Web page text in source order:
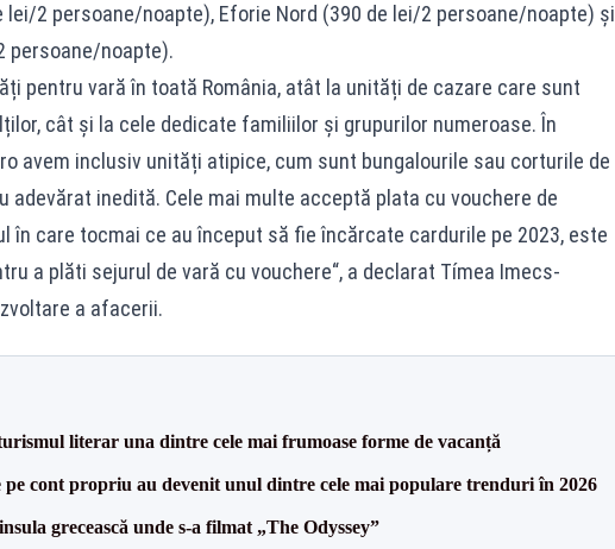
lei/2 persoane/noapte), Eforie Nord (390 de lei/2 persoane/noapte) și
persoane/noapte).
pentru vară în toată România, atât la unități de cazare care sunt
cât și la cele dedicate familiilor și grupurilor numeroase. În
avem inclusiv unități atipice, cum sunt bungalourile sau corturile de
adevărat inedită. Cele mai multe acceptă plata cu vouchere de
în care tocmai ce au început să fie încărcate cardurile pe 2023, este
a plăti sejurul de vară cu vouchere“, a declarat Tímea Imecs-
a afacerii.
literar una dintre cele mai frumoase forme de vacanță
pe cont propriu au devenit unul dintre cele mai populare trenduri în 2026
grecească unde s-a filmat „The Odyssey”